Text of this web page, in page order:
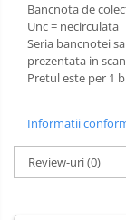
Bancnota de
Unc = necirculata
Seria bancnotei
prezentata in scan
Pretul este per 1
Informatii
Review-uri(0)